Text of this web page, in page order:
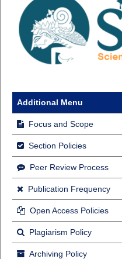
Additional Menu
Focus and Scope
Section Policies
Peer Review Process
Publication Frequency
Open Access Policies
Plagiarism Policy
Archiving Policy